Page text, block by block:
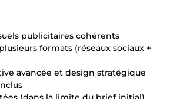
publicitaires cohérents
formats (réseaux sociaux +
avancée et design stratégique